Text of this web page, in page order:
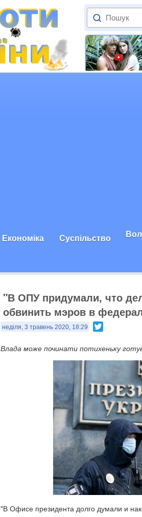
Економіка Суспільство
"В ОПУ придумали, что
обвинить мэров в
неділя, 3 травень 2020, 18:29
Влада може починати потихеньку
"В Офисе президента долго думали и